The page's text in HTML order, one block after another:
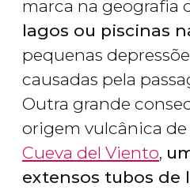
marca na geografia
lagos ou piscinas
pequenas
causadas pela
Outra grande
origem vulcânica de
Cueva del Viento,
extensos tubos de